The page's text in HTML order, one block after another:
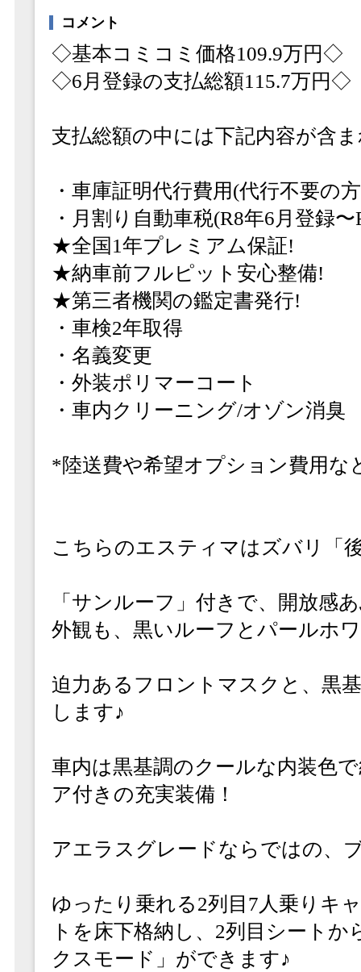
コメント
◇基本コミコミ価格109.9万円◇
◇6月登録の支払総額115.7万円◇
支払総額の中には下記内容が含
・車庫証明代行費用(代行不要の
・月割り自動車税(R8年6月登録
★全国1年プレミアム保証!
★納車前フルピット安心整備!
★第三者機関の鑑定書発行!
・車検2年取得
・名義変更
・外装ポリマーコート
・車内クリーニング/オゾン消臭
*陸送費や希望オプション費用
こちらのエスティマはズバリ
「サンルーフ」付きで、開放感
外観も、黒いルーフとパールホ
迫力あるフロントマスクと、黒
します♪
車内は黒基調のクールな内装色
ア付きの充実装備！
アエラスグレードならではの、
ゆったり乗れる2列目7人乗りキ
トを床下格納し、2列目シート
クスモード」ができます♪